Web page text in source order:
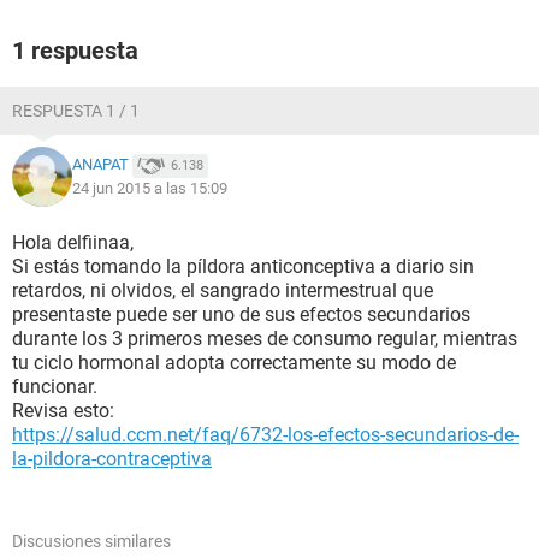
1 respuesta
RESPUESTA 1 / 1
ANAPAT 6.138
24 jun 2015 a las 15:09
Hola delfiinaa,
Si estás tomando la píldora anticonceptiva a diario sin
retardos, ni olvidos, el sangrado intermestrual que
presentaste puede ser uno de sus efectos secundarios
durante los 3 primeros meses de consumo regular, mientras
tu ciclo hormonal adopta correctamente su modo de
funcionar.
Revisa esto:
https://salud.ccm.net/faq/6732-los-efectos-secundarios-de-
la-pildora-contraceptiva
Discusiones similares